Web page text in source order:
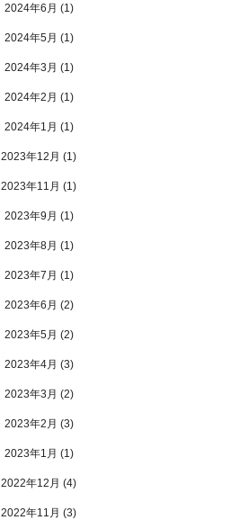
2024年6月 (1)
2024年5月 (1)
2024年3月 (1)
2024年2月 (1)
2024年1月 (1)
2023年12月 (1)
2023年11月 (1)
2023年9月 (1)
2023年8月 (1)
2023年7月 (1)
2023年6月 (2)
2023年5月 (2)
2023年4月 (3)
2023年3月 (2)
2023年2月 (3)
2023年1月 (1)
2022年12月 (4)
2022年11月 (3)